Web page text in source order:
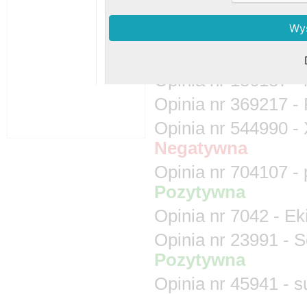
Inne opinie